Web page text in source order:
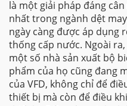
là một giải pháp đáng
nhất trong ngành dệt
ngày càng được áp dụng
thống cấp nước. Ngoài
một số nhà sản xuất bộ
phẩm của họ cũng đang
của VFD, không chỉ để
thiết bị mà còn để điều